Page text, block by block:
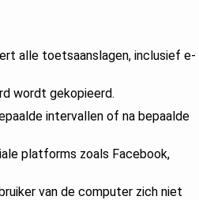
alle toetsaanslagen, inclusief e-
wordt gekopieerd.
intervallen of na bepaalde
platforms zoals Facebook,
van de computer zich niet